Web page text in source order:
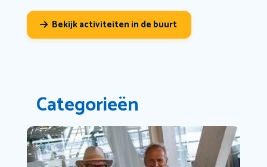
Bekijk activiteiten in de buurt
Categorieën